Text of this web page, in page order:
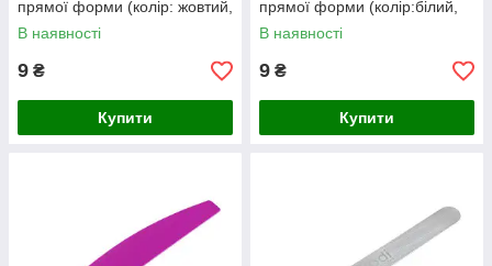
прямої форми (колір: жовтий,
розмір: 178/19 мм)
В наявності
9 ₴
Купити
прямої форми (колір:білий,
розмір: 178/19 мм)
В наявності
9 ₴
Купити